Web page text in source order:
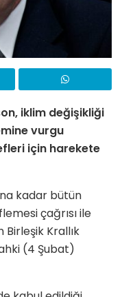
iklim değişikliği
vurgu
için harekete
kadar bütün
çağrısı ile
Krallık
(4 Şubat)